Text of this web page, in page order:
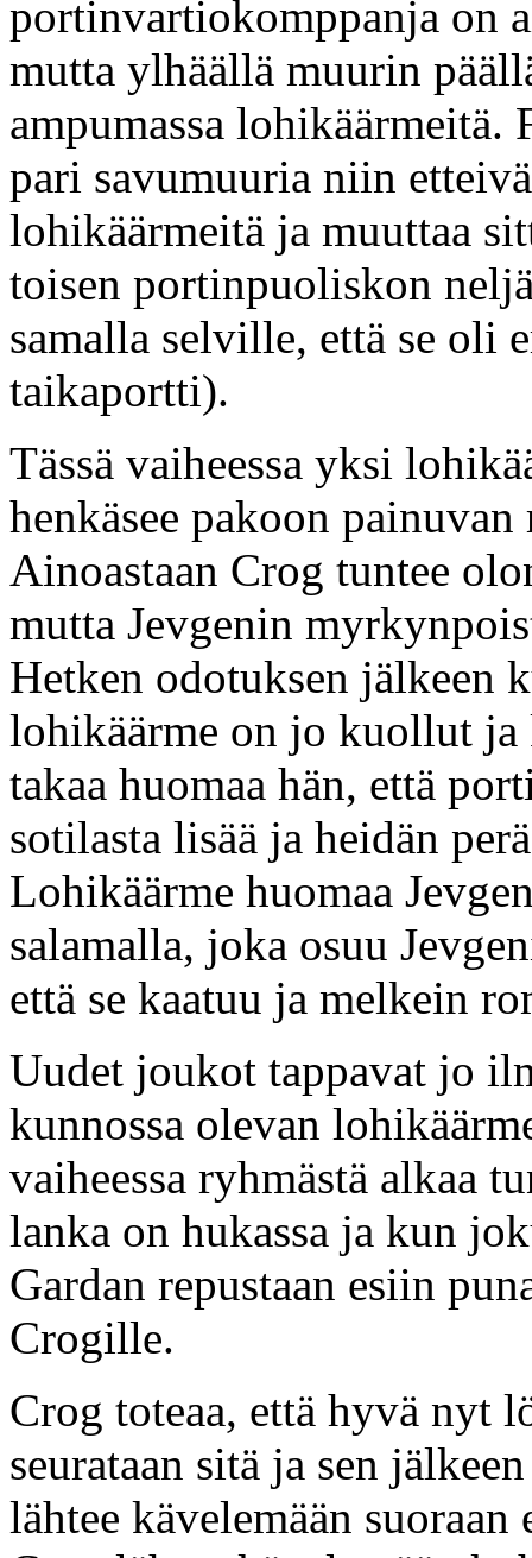
portinvartiokomppanja on
mutta ylhäällä muurin
ampumassa lohikäärmeitä.
pari savumuuria niin
lohikäärmeitä ja muuttaa
toisen portinpuoliskon
samalla selville, että se oli
taikaportti).
Tässä vaiheessa yksi
henkäsee pakoon painuvan
Ainoastaan Crog tuntee
mutta Jevgenin
Hetken odotuksen jälkeen
lohikäärme on jo kuollut ja
takaa huomaa hän, että
sotilasta lisää ja heidän
Lohikäärme huomaa
salamalla, joka osuu
että se kaatuu ja melkein
Uudet joukot tappavat jo
kunnossa olevan
vaiheessa ryhmästä alkaa
lanka on hukassa ja kun
Gardan repustaan esiin
Crogille.
Crog toteaa, että hyvä nyt
seurataan sitä ja sen
lähtee kävelemään suoraan